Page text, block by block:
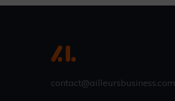
contact@ailleursbusiness.com